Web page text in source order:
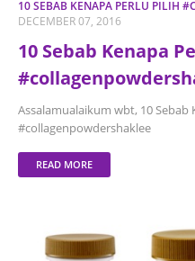
10 SEBAB KENAPA PERLU PILIH
DECEMBER 07, 2016
10 Sebab Kenapa
Assalamualaikum wbt, 10 Sebab
#collagenpowdershaklee
READ MORE